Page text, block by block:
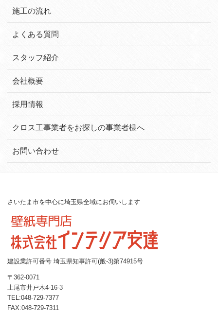
施工の流れ
よくある質問
スタッフ紹介
会社概要
採用情報
クロス工事業者をお探しの事業者様へ
お問い合わせ
さいたま市を中心に埼玉県全域にお伺いします
建設業許可番号 埼玉県知事許可(般-3)第74915号
〒362-0071
上尾市井戸木4-16-3
TEL:048-729-7377
FAX:048-729-7311